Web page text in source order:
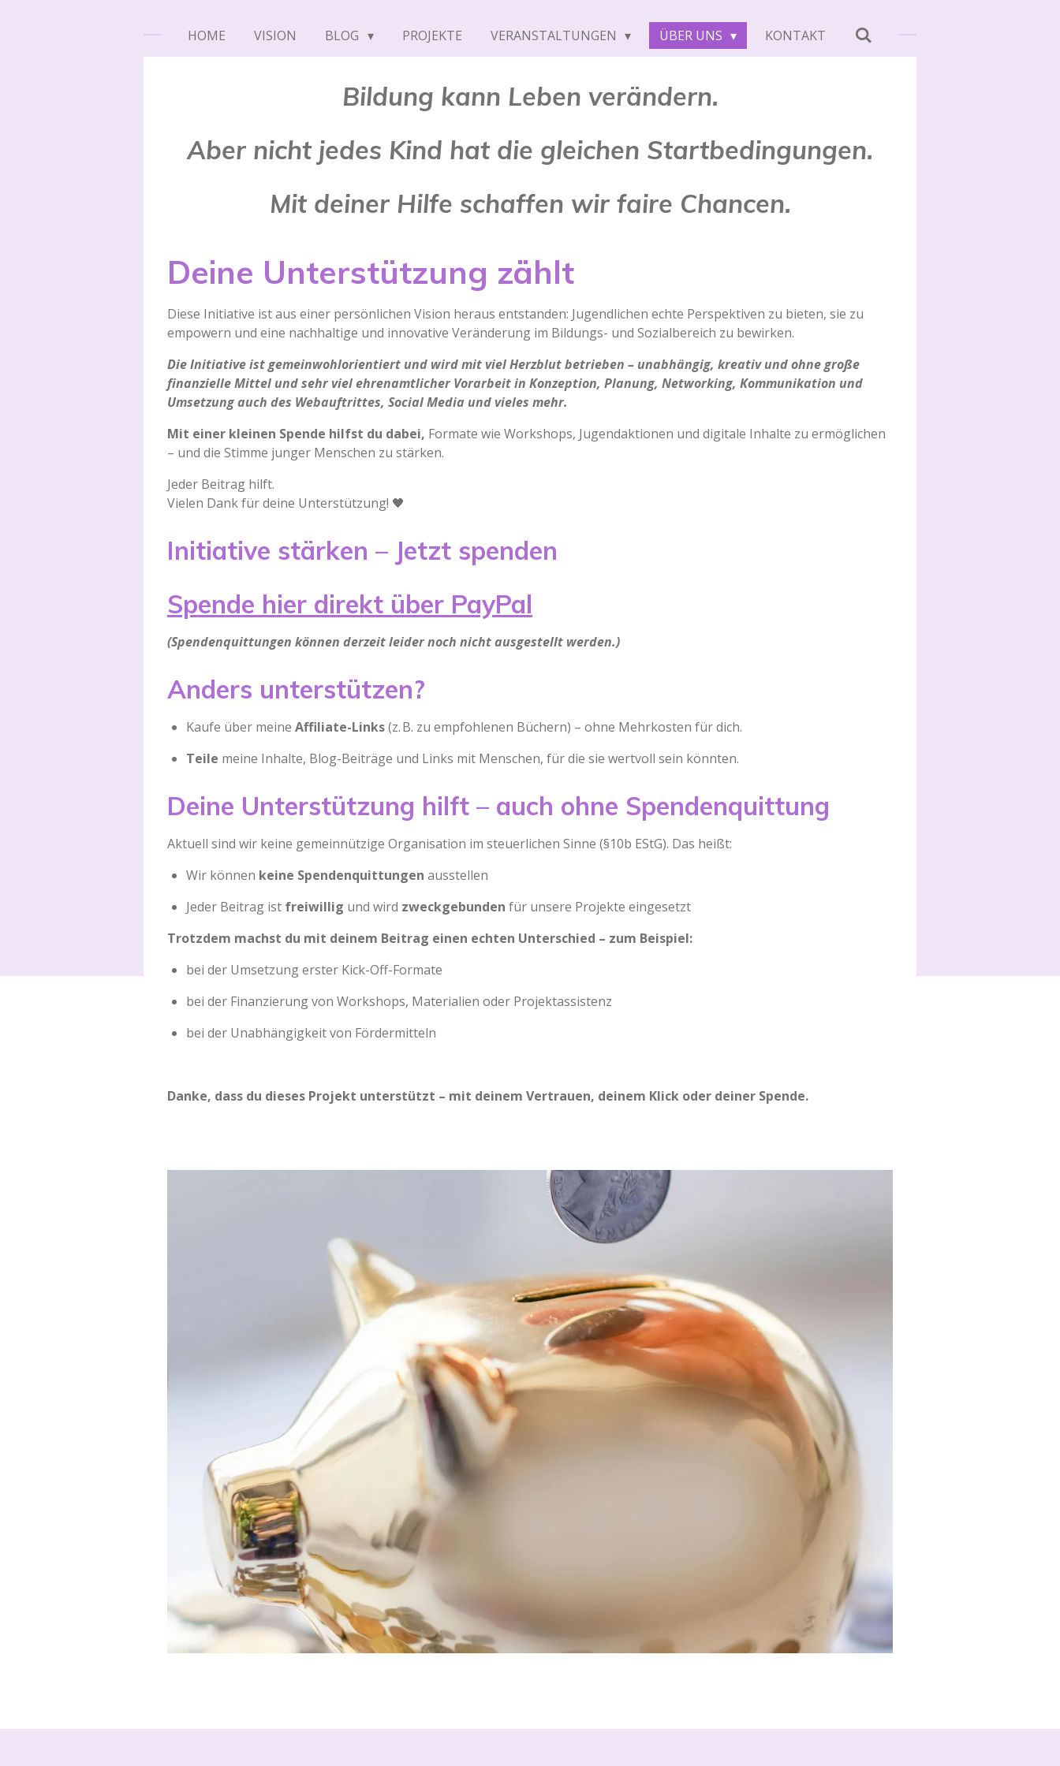
HOME VISION BLOG PROJEKTE VERANSTALTUNGEN ÜBER UNS KONTAKT
Bildung kann Leben verändern.
Aber nicht jedes Kind hat die gleichen Startbedingungen.
Mit deiner Hilfe schaffen wir faire Chancen.
Deine Unterstützung zählt
Diese Initiative ist aus einer persönlichen Vision heraus entstanden: Jugendlichen echte Perspektiven zu bieten, sie zu
empowern und eine nachhaltige und innovative Veränderung im Bildungs- und Sozialbereich zu bewirken.
Die Initiative ist gemeinwohlorientiert und wird mit viel Herzblut betrieben – unabhängig, kreativ und ohne große
finanzielle Mittel und sehr viel ehrenamtlicher Vorarbeit in Konzeption, Planung, Networking, Kommunikation und
Umsetzung auch des Webauftrittes, Social Media und vieles mehr.
Mit einer kleinen Spende hilfst du dabei, Formate wie Workshops, Jugendaktionen und digitale Inhalte zu ermöglichen
– und die Stimme junger Menschen zu stärken.
Jeder Beitrag hilft.
Vielen Dank für deine Unterstützung! 🖤
Initiative stärken – Jetzt spenden
Spende hier direkt über PayPal
(Spendenquittungen können derzeit leider noch nicht ausgestellt werden.)
Anders unterstützen?
Kaufe über meine Affiliate-Links(z. B. zu empfohlenen Büchern) – ohne Mehrkosten für dich.
Teile meine Inhalte, Blog-Beiträge und Links mit Menschen, für die sie wertvoll sein könnten.
Deine Unterstützung hilft – auch ohne Spendenquittung
Aktuell sind wir keine gemeinnützige Organisation im steuerlichen Sinne (§10b EStG). Das heißt:
Wir können keine Spendenquittungen ausstellen
Jeder Beitrag ist freiwillig und wird zweckgebunden für unsere Projekte eingesetzt
Trotzdem machst du mit deinem Beitrag einen echten Unterschied – zum Beispiel:
bei der Umsetzung erster Kick-Off-Formate
bei der Finanzierung von Workshops, Materialien oder Projektassistenz
bei der Unabhängigkeit von Fördermitteln
Danke, dass du dieses Projekt unterstützt – mit deinem Vertrauen, deinem Klick oder deiner Spende.